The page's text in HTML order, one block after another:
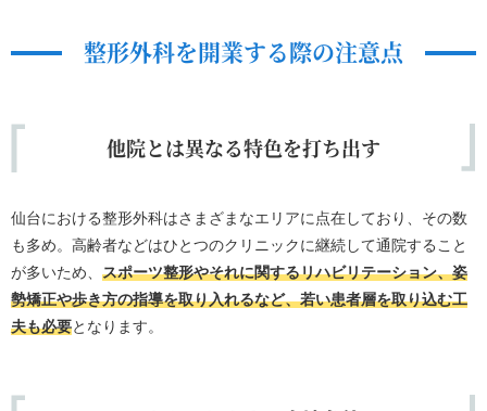
整形外科を開業する際の注意点
他院とは異なる特色を打ち出す
仙台における整形外科はさまざまなエリアに点在しており、その数
も多め。高齢者などはひとつのクリニックに継続して通院すること
が多いため、 スポーツ整形やそれに関するリハビリテーション、姿
勢矯正や歩き方の指導を取り入れるなど、若い患者層を取り込む工
夫も必要となります。